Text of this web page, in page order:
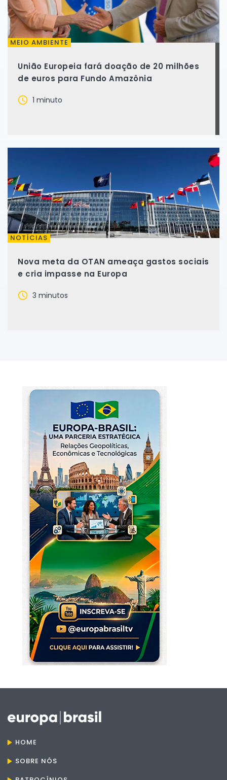
MEIO AMBIENTE
União Europeia fará doação de 20 milhões
de euros para Fundo Amazônia
1 minuto
NOTÍCIAS
Nova meta da OTAN ameaça gastos sociais
e cria impasse na Europa
3 minutos
HOME
SOBRE NÓS